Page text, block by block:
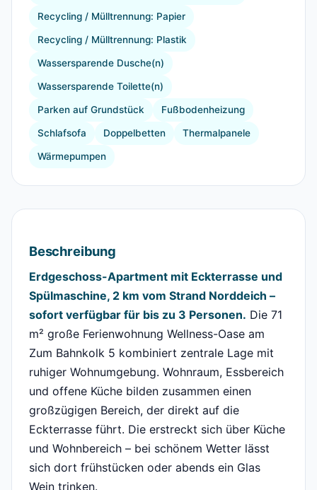
Recycling / Mülltrennung: Papier
Recycling / Mülltrennung: Plastik
Wassersparende Dusche(n)
Wassersparende Toilette(n)
Parken auf Grundstück Fußbodenheizung
Schlafsofa Doppelbetten Thermalpanele
Wärmepumpen
Beschreibung
Erdgeschoss-Apartment mit Eckterrasse und
Spülmaschine, 2 km vom Strand Norddeich –
sofort verfügbar für bis zu 3 Personen. Die 71
m² große Ferienwohnung Wellness-Oase am
Zum Bahnkolk 5 kombiniert zentrale Lage mit
ruhiger Wohnumgebung. Wohnraum, Essbereich
und offene Küche bilden zusammen einen
großzügigen Bereich, der direkt auf die
Eckterrasse führt. Die erstreckt sich über Küche
und Wohnbereich – bei schönem Wetter lässt
sich dort frühstücken oder abends ein Glas
Wein trinken.